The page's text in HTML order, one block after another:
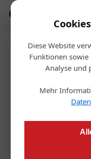
Diese Website
Funktionen
Analyse und
Mehr